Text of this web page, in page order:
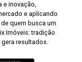
e inovação,
e aplicando
quem busca um
Imóveis: tradição
resultados.